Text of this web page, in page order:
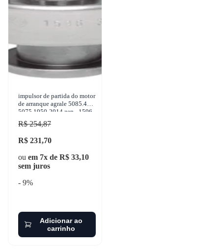
impulsor de partida do motor
de arranque agrale 5085.4
5075 1950-2014 zen - 1596
R$ 254,87
R$ 231,70
ou em 7x de R$ 33,10
sem juros
- 9%
Adicionar ao
carrinho